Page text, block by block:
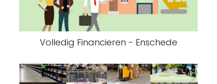
Volledig Financieren - Enschede